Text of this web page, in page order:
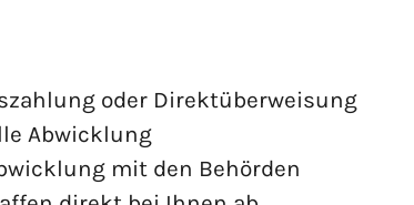
oder Direktüberweisung
Abwicklung
mit den Behörden